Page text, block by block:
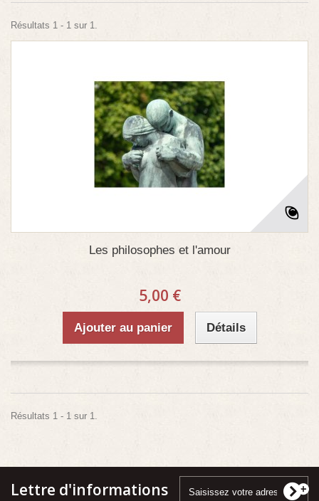
Résultats 1 - 1 sur 1.
Les philosophes et l'amour
5,00 €
Ajouter au panier Détails
Résultats 1 - 1 sur 1.
Lettre d'informations